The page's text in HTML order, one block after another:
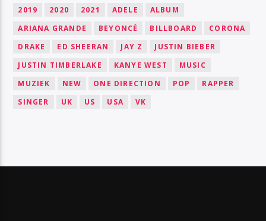
2019 2020 2021 ADELE
ALBUM
ARIANA GRANDE
BEYONCÉ BILLBOARD
CORONA
DRAKE
ED SHEERAN JAY Z
JUSTIN BIEBER
JUSTIN TIMBERLAKE
KANYE WEST
MUSIC
MUZIEK
NEW ONE DIRECTION POP
RAPPER
SINGER
UK US USA VK